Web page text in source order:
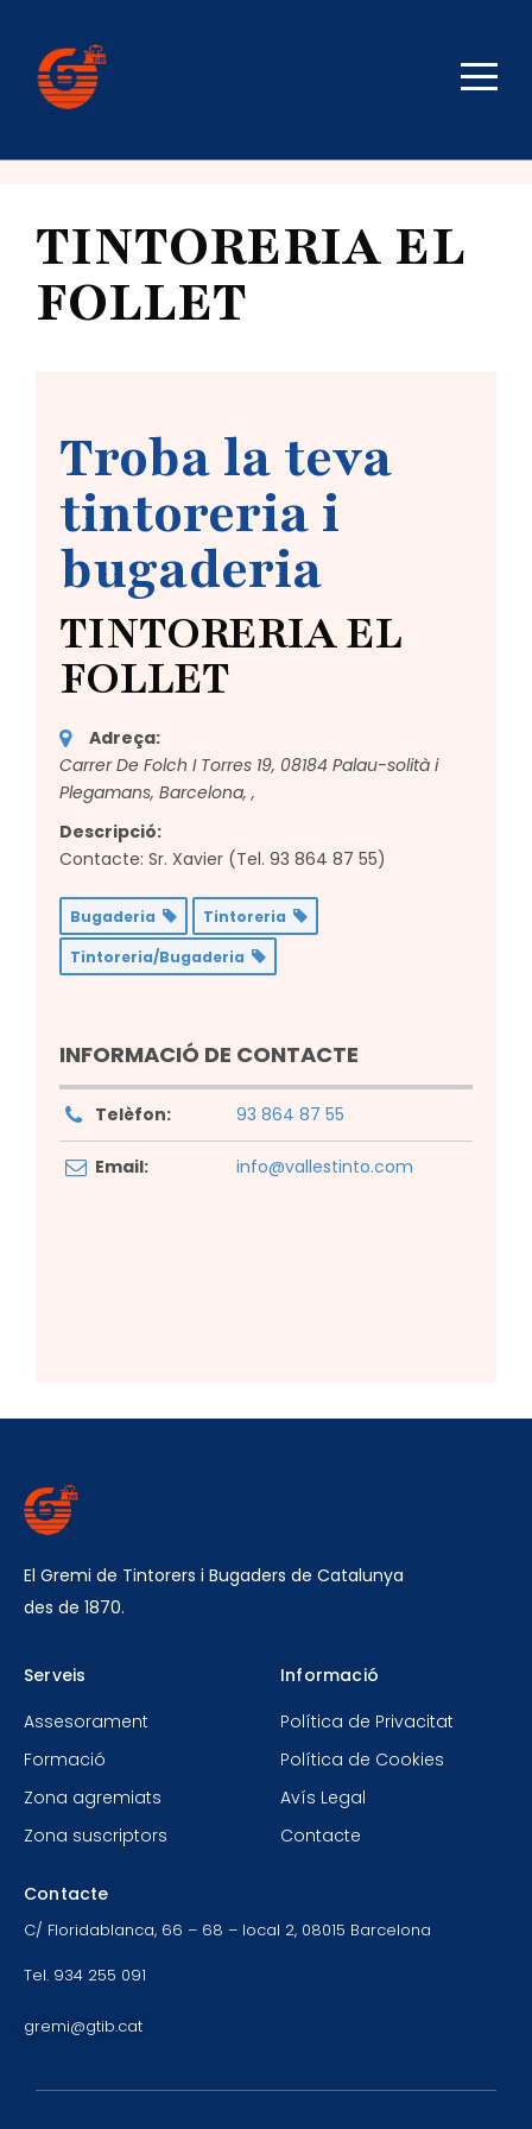
TINTORERIA EL
FOLLET
Troba la teva
tintoreria i
bugaderia
TINTORERIA EL
FOLLET
Adreça:
Carrer De Folch I Torres 19, 08184 Palau-solità i
Plegamans, Barcelona, ,
Descripció:
Contacte: Sr. Xavier (Tel. 93 864 87 55)
Bugaderia
Tintoreria
Tintoreria/Bugaderia
INFORMACIÓ DE CONTACTE
Telèfon: 93 864 87 55
Email: info@vallestinto.com
El Gremi de Tintorers i Bugaders de Catalunya
des de 1870.
Serveis
Assesorament
Formació
Zona agremiats
Zona suscriptors
Informació
Política de Privacitat
Política de Cookies
Avís Legal
Contacte
Contacte
C/ Floridablanca, 66 – 68 – local 2, 08015 Barcelona
Tel. 934 255 091
gremi@gtib.cat